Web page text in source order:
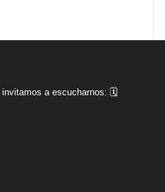
a escucharnos: 🗓